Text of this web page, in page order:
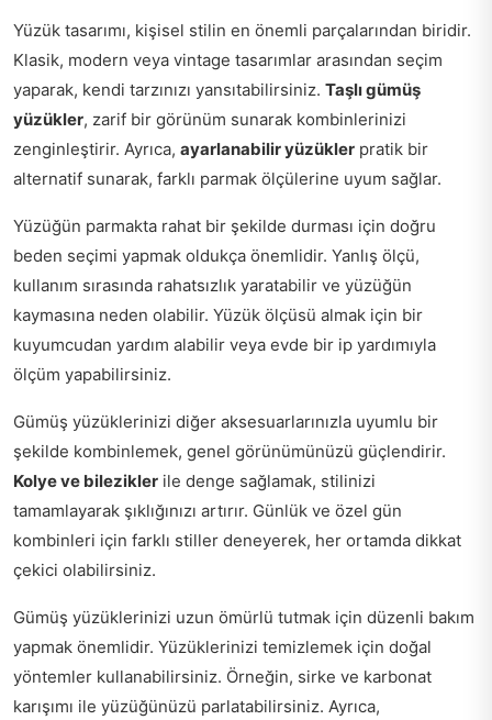
Yüzük tasarımı, kişisel stilin en önemli parçalarından biridir.
Klasik, modern veya vintage tasarımlar arasından seçim
yaparak, kendi tarzınızı yansıtabilirsiniz. Taşlı gümüş
yüzükler, zarif bir görünüm sunarak kombinlerinizi
zenginleştirir. Ayrıca, ayarlanabilir yüzükler pratik bir
alternatif sunarak, farklı parmak ölçülerine uyum sağlar.
Yüzüğün parmakta rahat bir şekilde durması için doğru
beden seçimi yapmak oldukça önemlidir. Yanlış ölçü,
kullanım sırasında rahatsızlık yaratabilir ve yüzüğün
kaymasına neden olabilir. Yüzük ölçüsü almak için bir
kuyumcudan yardım alabilir veya evde bir ip yardımıyla
ölçüm yapabilirsiniz.
Gümüş yüzüklerinizi diğer aksesuarlarınızla uyumlu bir
şekilde kombinlemek, genel görünümünüzü güçlendirir.
Kolye ve bilezikler ile denge sağlamak, stilinizi
tamamlayarak şıklığınızı artırır. Günlük ve özel gün
kombinleri için farklı stiller deneyerek, her ortamda dikkat
çekici olabilirsiniz.
Gümüş yüzüklerinizi uzun ömürlü tutmak için düzenli bakım
yapmak önemlidir. Yüzüklerinizi temizlemek için doğal
yöntemler kullanabilirsiniz. Örneğin, sirke ve karbonat
karışımı ile yüzüğünüzü parlatabilirsiniz. Ayrıca,